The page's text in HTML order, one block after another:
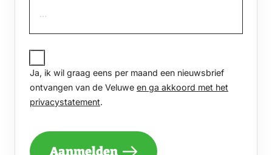
JA,
IK
WIL
GRAAG
EENS
PER
EEN
Ja, ik wil graag eens per maand een nieuwsbrief
ontvangen van de Veluwe en ga akkoord met het
privacystatement.
Aanmelden